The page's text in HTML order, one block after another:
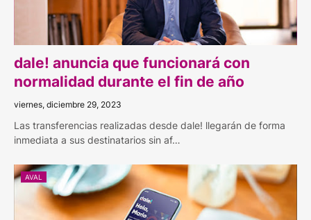
dale! anuncia que funcionará con
normalidad durante el fin de año
viernes, diciembre 29, 2023
Las transferencias realizadas desde dale! llegarán de forma
inmediata a sus destinatarios sin af…
AVAL